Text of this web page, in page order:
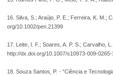
16. Silva, S.; Araújo, P. E.; Ferreira, K. M.;
org/10.1002/pen.21399
17. Leite, I. F.; Soares, A. P. S.; Carvalho,
http://dx.doi.org/10.1007/s10973-009-0265-
18. Souza Santos, P. - “Ciência e